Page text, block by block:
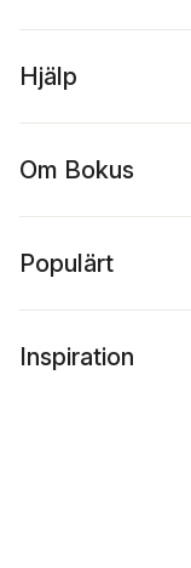
Hjälp
Om Bokus
Populärt
Inspiration